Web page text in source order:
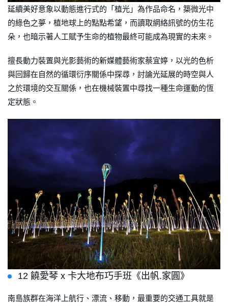
延續美好意象以動態進行式的「植光」為作品命名，築微光中
的綠色之夢，植地球上的點點希望，而讀取網絡訊號的仿生花
朵，也暗示著人工賦予生命的植物最終可能成為現實的未來。
擅長動力裝置與光影藝術的新媒體藝術家蔡宜婷，以光的色析
與回歸在自然的循環衍序關係中探尋，討論光延展的時空與人
之於環境的交互關係，也在機械裝置中尋找一種生命運動的恆
定狀態。
12 饒愛琴 x 卡大地布巧手班《出帆.家圓》
南島族群在海洋上航行、漂流、移動，最重要的交通工具就是